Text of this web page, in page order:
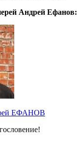
Андрей Ефанов:
ЕФАНОВ